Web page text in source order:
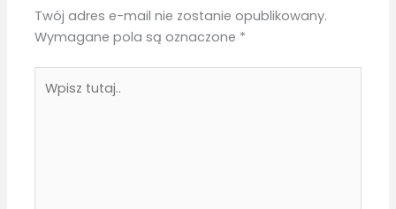
Twój adres e-mail nie zostanie opublikowany.
Wymagane pola są oznaczone *
tutaj..